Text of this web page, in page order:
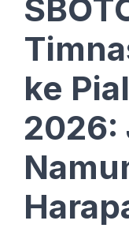
ke
2026: